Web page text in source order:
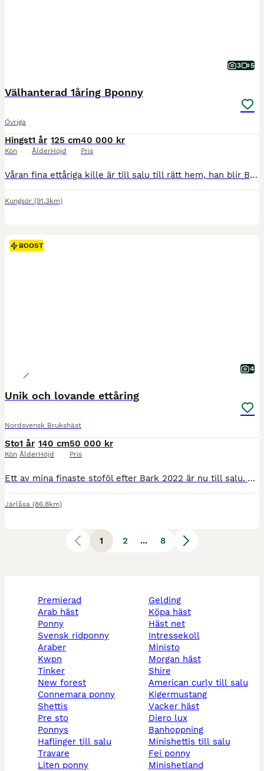
3 5
Välhanterad 1åring Bponny
Övriga
Hingst
Kön
1 år
Ålder
125 cm
Höjd
40 000 kr
Pris
Våran fina ettåriga kille är till salu till rätt hem, han blir Bponny ca 125 cm kommer han landa på. Han är efter den fina hingsten Gasque 💫 Otroligt trevlig och social, mina barn kan gå promenader s
Kungsör (91.3km)
BOOST
4
Unik och lovande ettåring
Nordsvensk Brukshäst
Sto
Kön
1 år
Ålder
140 cm
Höjd
50 000 kr
Pris
Ett av mina finaste stoföl efter Bark 2022 är nu till salu. Väldigt udda och unik härstamning. Fin resning och otroligt snygg sida. Väl uppfödd med bästa förutsättningarna. En väldigt trevlig och följsam välhanterad ettåring. Premierad i Tierp juli 2026 med 40poäng och mycket fin kritik av domaren. Lättlastad i transport. Van vid maskiner och ståhej på en gård med olika d
Järlåsa (86.8km)
1 2 ... 8
premierad
arab häst
ponny
svensk ridponny
araber
kwpn
tinker
new forest
connemara ponny
shettis
pre sto
ponnys
haflinger till salu
travare
liten ponny
gelding
köpa häst
häst net
intressekoll
ministo
morgan häst
shire
american curly till salu
kigermustang
vacker häst
diero lux
banhoppning
minishettis till salu
fei ponny
minishetland